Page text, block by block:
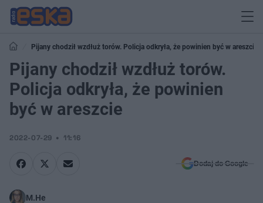
Pijany chodził wzdłuż torów. Policja odkryła, że powinien być w areszcie
Pijany chodził wzdłuż torów.
Policja odkryła, że powinien
być w areszcie
2022-07-29 11:16
Dodaj do Google
M.He